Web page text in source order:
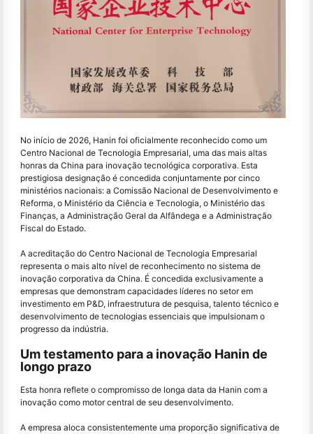
No início de 2026, Hanin foi oficialmente reconhecido como um
Centro Nacional de Tecnologia Empresarial, uma das mais altas
honras da China para inovação tecnológica corporativa. Esta
prestigiosa designação é concedida conjuntamente por cinco
ministérios nacionais: a Comissão Nacional de Desenvolvimento e
Reforma, o Ministério da Ciência e Tecnologia, o Ministério das
Finanças, a Administração Geral da Alfândega e a Administração
Fiscal do Estado.
A acreditação do Centro Nacional de Tecnologia Empresarial
representa o mais alto nível de reconhecimento no sistema de
inovação corporativa da China. É concedida exclusivamente a
empresas que demonstram capacidades líderes no setor em
investimento em P&D, infraestrutura de pesquisa, talento técnico e
desenvolvimento de tecnologias essenciais que impulsionam o
progresso da indústria.
Um testamento para a inovação Hanin de
longo prazo
Esta honra reflete o compromisso de longa data da Hanin com a
inovação como motor central de seu desenvolvimento.
A empresa aloca consistentemente uma proporção significativa de